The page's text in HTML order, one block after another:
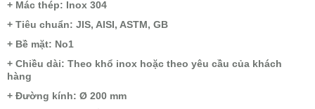
​​​​​​+ Mác thép: Inox 304
+ Tiêu chuẩn: JIS, AISI, ASTM, GB
+ Bề mặt: No1
+ Chiều dài: Theo khổ inox hoặc theo yêu cầu của khách
hàng
+ Đường kính: Ø 200 mm